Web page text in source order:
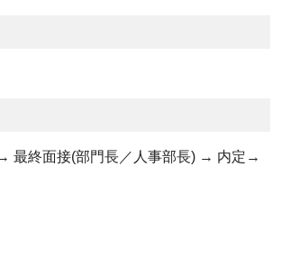
最終面接(部門長／人事部長) → 内定→